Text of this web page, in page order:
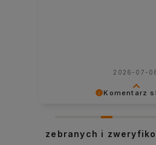
zebranych i